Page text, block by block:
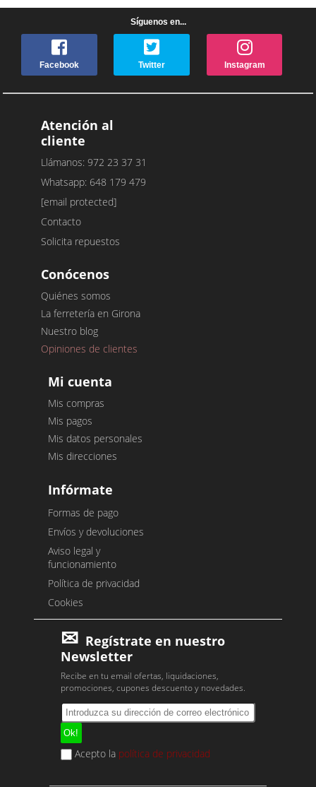
Síguenos en...
Facebook Twitter Instagram
Atención al
cliente
Llámanos: 972 23 37 31
Whatsapp: 648 179 479
[email protected]
Contacto
Solicita repuestos
Conócenos
Quiénes somos
La ferretería en Girona
Nuestro blog
Opiniones de clientes
Mi cuenta
Mis compras
Mis pagos
Mis datos personales
Mis direcciones
Infórmate
Formas de pago
Envíos y devoluciones
Aviso legal y
funcionamiento
Política de privacidad
Cookies
Regístrate en nuestro
Newsletter
Recibe en tu email ofertas, liquidaciones,
promociones, cupones descuento y novedades.
Acepto la política de privacidad